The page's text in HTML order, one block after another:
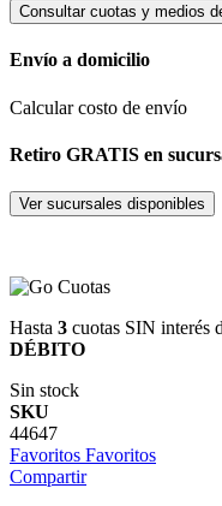
Consultar cuotas y medios
Envío a domicilio
Calcular costo de envío
Retiro GRATIS en
Ver sucursales disponibles
Hasta 3 cuotas SIN interés
DÉBITO
Sin stock
SKU
44647
Favoritos Favoritos
Compartir